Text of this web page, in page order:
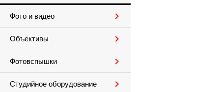
Фото и видео
Объективы
Фотовспышки
Студийное оборудование